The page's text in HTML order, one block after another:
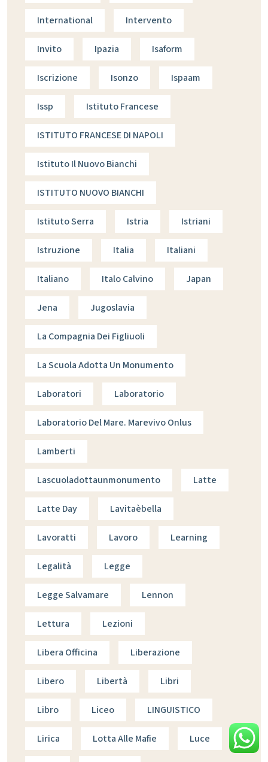
International Intervento
Invito Ipazia Isaform
Iscrizione Isonzo Ispaam
Issp Istituto Francese
ISTITUTO FRANCESE DI NAPOLI
Istituto Il Nuovo Bianchi
ISTITUTO NUOVO BIANCHI
Istituto Serra Istria Istriani
Istruzione Italia Italiani
Italiano Italo Calvino Japan
Jena Jugoslavia
La Compagnia Dei Figliuoli
La Scuola Adotta Un Monumento
Laboratori Laboratorio
Laboratorio Del Mare. Marevivo Onlus
Lamberti
Lascuoladottaunmonumento Latte
Latte Day Lavitaèbella
Lavoratti Lavoro Learning
Legalità Legge
Legge Salvamare Lennon
Lettura Lezioni
Libera Officina Liberazione
Libero Libertà Libri
Libro Liceo LINGUISTICO
Lirica Lotta Alle Mafie Luce